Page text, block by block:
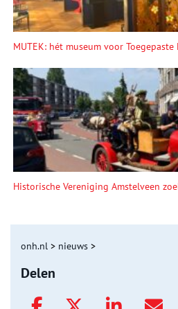
MUTEK: hét museum voor
Historische Vereniging Amstelveen
onh.nl > nieuws >
Delen